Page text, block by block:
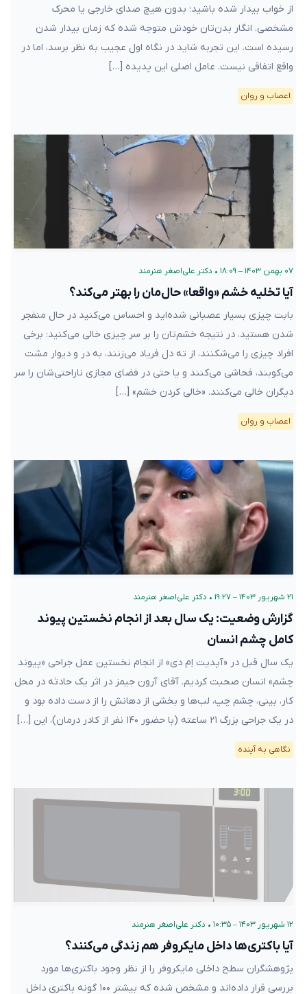
از خواب بیدار شده باشید؛ بدون هیچ صدای خارجی یا محرک
مشخصی. انگار بدن‌تان خودش متوجه شده که زمان بیدار شدن
رسیده است. این تجربه شاید در نگاه اول عجیب به نظر برسد، اما در
واقع اتفاقی نیست. عامل اصلی این پدیده […]
اعصاب و روان
۰۷ بهمن ۱۴۰۳ – ۱۸:۰۹ • دکتر علی‌اصغر هنرمند
آیا تخلیه خشم «واقعا» حال‌مان را بهتر می‌کند؟
بابت چیزی بسیار عصبانی شده‌اید و احساس می‌کنید در حال منفجر
شدن هستید، در نتیجه خشم‌تان را بر سر چیزی خالی می‌کنید: برخی
افراد چیزی را می‌شکنند، از ته دل فریاد می‌زنند، به در و دیوار مشت
می‌کوبند، فحاشی می‌کنند و یا حتی در فضای مجازی ناراحتی‌شان را سر
دیگران خالی می‌کنند. «خالی کردن خشم» […]
اعصاب و روان
۲۱ شهریور ۱۴۰۳ – ۱۹:۲۷ • دکتر علی‌اصغر هنرمند
گزارش وضعیت: یک سال بعد از انجام نخستین پیوند
کامل چشم انسان
یک سال قبل در «آپدیت اِم دی» از انجام نخستین عمل جراحی «پیوند
چشم» انسان صحبت کردیم. آقای آرون جیمز در اثر یک حادثه در محل
کار، بینی، چشم چپ، لب‌ها و بخشی از دهانش را از دست داده بود و
در یک جراحی بزرگ ۲۱ ساعته (با حضور ۱۴۰ نفر از کادر درمان)، این […]
نگاهی به آینده
۱۲ شهریور ۱۴۰۳ – ۱۰:۳۵ • دکتر علی‌اصغر هنرمند
آیا باکتری‌ها داخل مایکروفر هم زندگی می‌کنند؟
پژوهشگران سطح داخلی مایکروفر را از نظر وجود باکتری‌‌ها مورد
بررسی قرار داده‌اند و مشخص شده که بیشتر ۱۰۰ گونه باکتری داخل